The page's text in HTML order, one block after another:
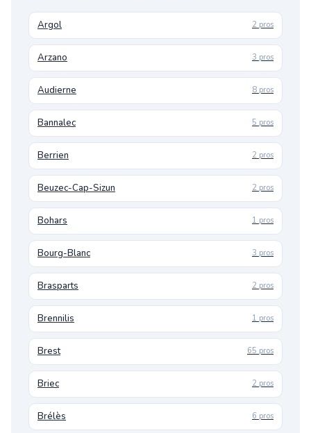
Argol 2 pros
Arzano 3 pros
Audierne 8 pros
Bannalec 5 pros
Berrien 2 pros
Beuzec-Cap-Sizun 2 pros
Bohars 1 pros
Bourg-Blanc 3 pros
Brasparts 2 pros
Brennilis 1 pros
Brest 65 pros
Briec 2 pros
Brélès 6 pros